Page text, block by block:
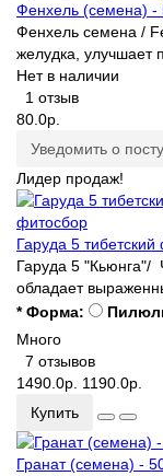
Фенхель (семена) -
Фенхель семена /
желудка, улучшает
Нет в наличии
1 отзыв
80.0р.
Уведомить о
Лидер продаж!
Гаруда 5
Гаруда 5 "Кьюнга"/
обладает
* Форма:
Много
7 отзывов
1490.0р. 1190.0р.
Купить
Гранат (семена) -